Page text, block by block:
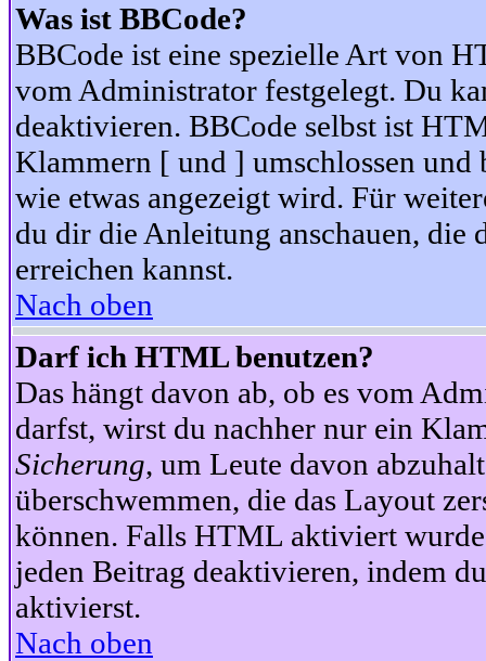
Was ist BBCode?
BBCode ist eine spezielle Art von
vom Administrator festgelegt. Du
deaktivieren. BBCode selbst ist
Klammern [ und ] umschlossen
wie etwas angezeigt wird. Für
du dir die Anleitung anschauen, die
erreichen kannst.
Nach oben
Darf ich HTML benutzen?
Das hängt davon ab, ob es vom
darfst, wirst du nachher nur ein
Sicherung, um Leute davon
überschwemmen, die das Layout
können. Falls HTML aktiviert
jeden Beitrag deaktivieren, indem
aktivierst.
Nach oben